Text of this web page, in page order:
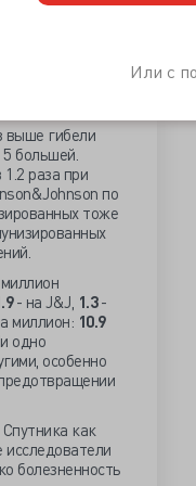
Или с
препаратов
докладе
regulatory,
выше гибели
5 большей.
раза при
по
тоже
- на J&J, 1.3-
миллион: 10.9
одно
особенно
как
болезненность